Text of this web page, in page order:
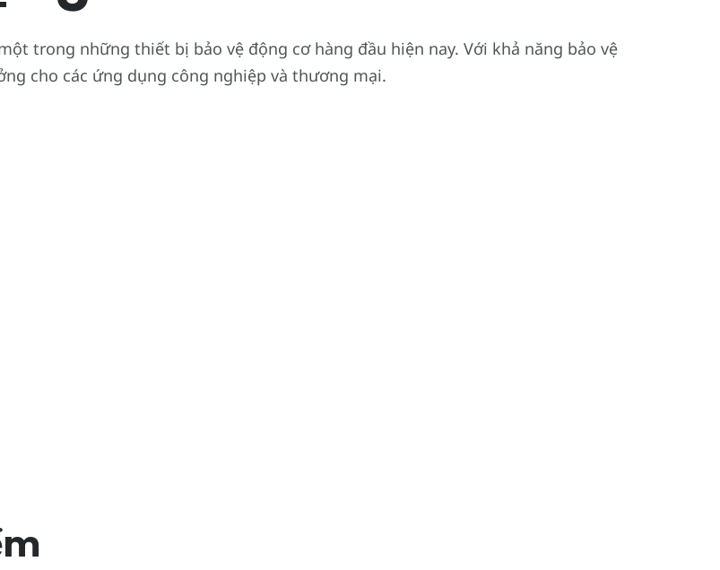
trong những thiết bị bảo vệ động cơ hàng đầu hiện nay. Với khả năng bảo vệ
cho các ứng dụng công nghiệp và thương mại.